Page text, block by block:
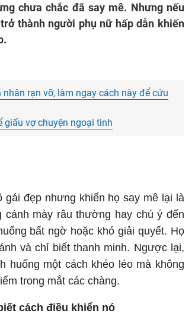
chưa chắc đã say mê. Nhưng nếu
thành người phụ nữ hấp dẫn khiến
rạn vỡ, làm ngay cách này để cứu
giấu vợ chuyện ngoại tình
đẹp nhưng khiến họ say mê lại là
cánh mày râu thường hay chú ý đến
bất ngờ hoặc khó giải quyết. Họ
và chỉ biết thanh minh. Ngược lại,
huống một cách khéo léo mà không
trong mắt các chàng.
cách điều khiển nó